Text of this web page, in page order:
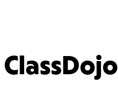
ClassDojo